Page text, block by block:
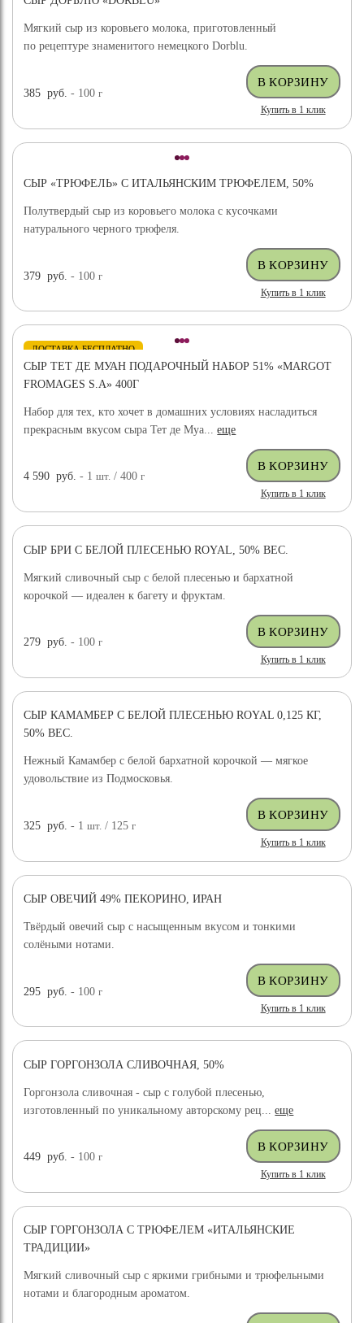
Мягкий сыр из коровьего молока, приготовленный
по рецептуре знаменитого немецкого Dorblu.
385 руб. - 100г
Купить в 1 клик
СЫР «ТРЮФЕЛЬ» С ИТАЛЬЯНСКИМ ТРЮФЕЛЕМ, 50%
Полутвердый сыр из коровьего молока с кусочками
натурального черного трюфеля.
379 руб. - 100г
Купить в 1 клик
ДОСТАВКА БЕСПЛАТНО
СЫР ТЕТ ДЕ МУАН ПОДАРОЧНЫЙ НАБОР 51% «MARGOT
FROMAGES S.A» 400Г
Набор для тех, кто хочет в домашних условиях насладиться
прекрасным вкусом сыра Тет де Муа...еще
4 590 руб. - 1шт. / 400г
Купить в 1 клик
СЫР БРИ С БЕЛОЙ ПЛЕСЕНЬЮ ROYAL, 50% ВЕС.
Мягкий сливочный сыр с белой плесенью и бархатной
корочкой — идеален к багету и фруктам.
279 руб. - 100г
Купить в 1 клик
СЫР КАМАМБЕР С БЕЛОЙ ПЛЕСЕНЬЮ ROYAL 0,125 КГ,
50% ВЕС.
Нежный Камамбер с белой бархатной корочкой — мягкое
удовольствие из Подмосковья.
325 руб. - 1шт. / 125г
Купить в 1 клик
ХИТ ПРОДАЖ
СЫР ОВЕЧИЙ 49% ПЕКОРИНО, ИРАН
Твёрдый овечий сыр с насыщенным вкусом и тонкими
солёными нотами.
295 руб. - 100г
Купить в 1 клик
СЫР ГОРГОНЗОЛА СЛИВОЧНАЯ, 50%
Горгонзола сливочная - сыр с голубой плесенью,
изготовленный по уникальному авторскому рец...еще
449 руб. - 100г
Купить в 1 клик
СЫР ГОРГОНЗОЛА С ТРЮФЕЛЕМ «ИТАЛЬЯНСКИЕ
ТРАДИЦИИ»
Мягкий сливочный сыр с яркими грибными и трюфельными
нотами и благородным ароматом.